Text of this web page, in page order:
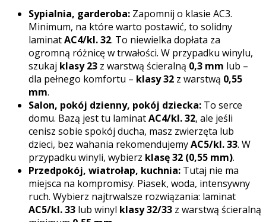
Sypialnia, garderoba: Zapomnij o klasie AC3.
Minimum, na które warto postawić, to solidny
laminatAC4/kl. 32. To niewielka dopłata za
ogromną różnicę w trwałości. W przypadku winylu,
szukaj klasy 23 z warstwą ścieralną 0,3 mm lub –
dla pełnego komfortu – klasy 32 z warstwą 0,55
mm.
Salon, pokój dzienny, pokój dziecka: To serce
domu. Bazą jest tu laminatAC4/kl. 32, ale jeśli
cenisz sobie spokój ducha, masz zwierzęta lub
dzieci, bez wahania rekomendujemyAC5/kl. 33. W
przypadku winyli, wybierz klasę 32 (0,55 mm).
Przedpokój, wiatrołap, kuchnia: Tutaj nie ma
miejsca na kompromisy. Piasek, woda, intensywny
ruch. Wybierz najtrwalsze rozwiązania: laminat
AC5/kl. 33 lub winyl klasy 32/33 z warstwą ścieralną